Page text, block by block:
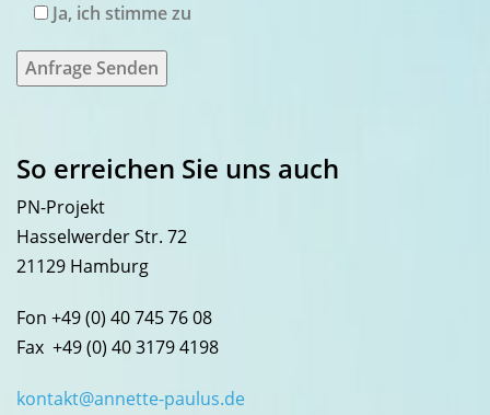
Ja, ich stimme zu
So erreichen Sie uns auch
PN-Projekt
Hasselwerder Str. 72
21129 Hamburg
Fon +49 (0) 40 745 76 08
Fax +49 (0) 40 3179 4198
kontakt@annette-paulus.de